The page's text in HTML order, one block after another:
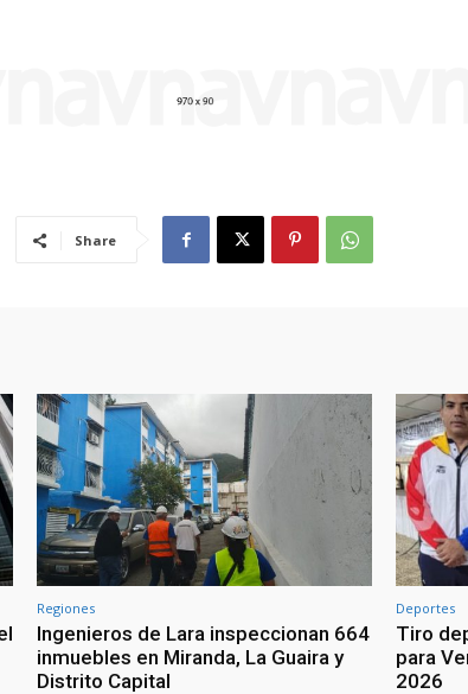
Share
Regiones
Ingenieros de Lara inspeccionan 664
inmuebles en Miranda, La Guaira y
Distrito Capital
Deportes
Tiro
para
2026